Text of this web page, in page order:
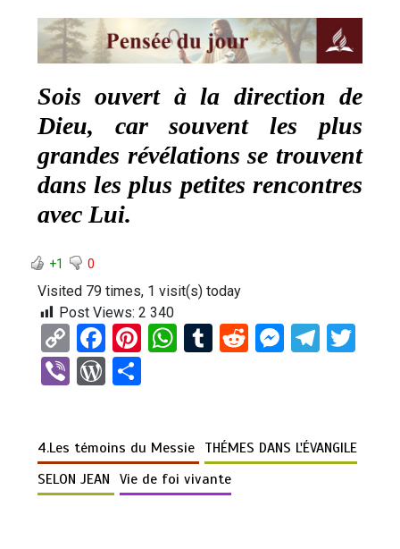
Sois ouvert à la direction de
Dieu, car souvent les plus
grandes révélations se trouvent
dans les plus petites rencontres
avec Lui.
+1 0
Visited 79 times, 1 visit(s) today
Post Views: 2 340
C
o
py
n
k
F
a
ce
o
o
Pi
t
W
A
p
T
r
R
t
M
g
T
a
Vi
W
Pr
es
g
er
4.Les témoins du Messie THÉMES DANS L'ÉVANGILE
SELON JEAN
Vie de foi vivante